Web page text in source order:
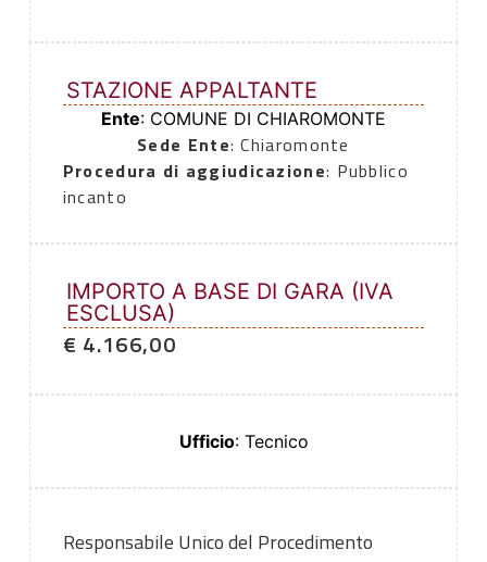
STAZIONE APPALTANTE
Ente: COMUNE DI CHIAROMONTE
Sede Ente: Chiaromonte
Procedura di aggiudicazione: Pubblico
incanto
IMPORTO A BASE DI GARA (IVA
ESCLUSA)
€ 4.166,00
Ufficio: Tecnico
Responsabile Unico del Procedimento